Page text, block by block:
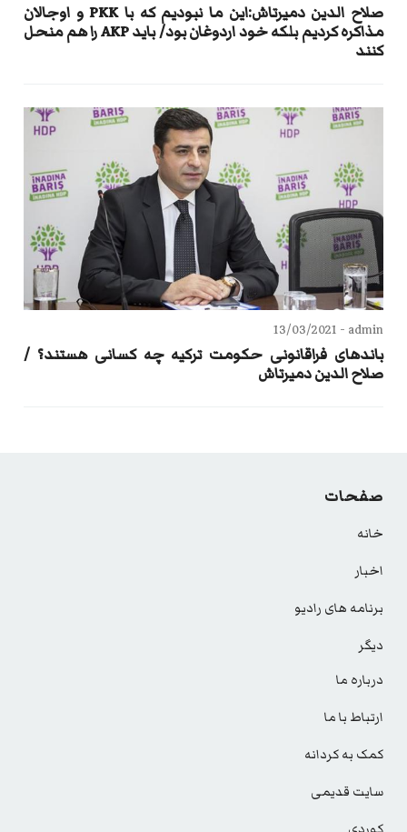
صلاح الدین دمیرتاش:این ما نبودیم که با PKK و اوجالان
مذاکره کردیم بلکه خود اردوغان بود/ باید AKP را هم منحل
کنند
admin -
13/03/2021
باندهای فراقانونی حکومت ترکیه چه کسانی هستند؟ /
صلاح الدین دمیرتاش
صفحات
خانه
اخبار
برنامه های رادیو
دیگر
درباره ما
ارتباط با ما
کمک به کردانه
سایت قدیمی